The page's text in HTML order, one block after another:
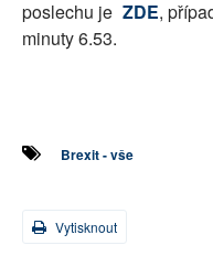
poslechu je ZDE,
minuty 6.53.
Brexit - vše
Vytisknout